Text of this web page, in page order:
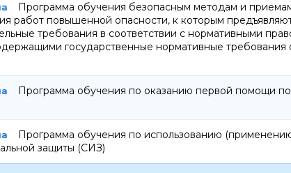
Программа обучения безопасным методам и
работ повышенной опасности, к которым
требования в соответствии с нормативными
государственные нормативные требования
Программа обучения по оказанию первой помощи
Программа обучения по использованию
защиты (СИЗ)